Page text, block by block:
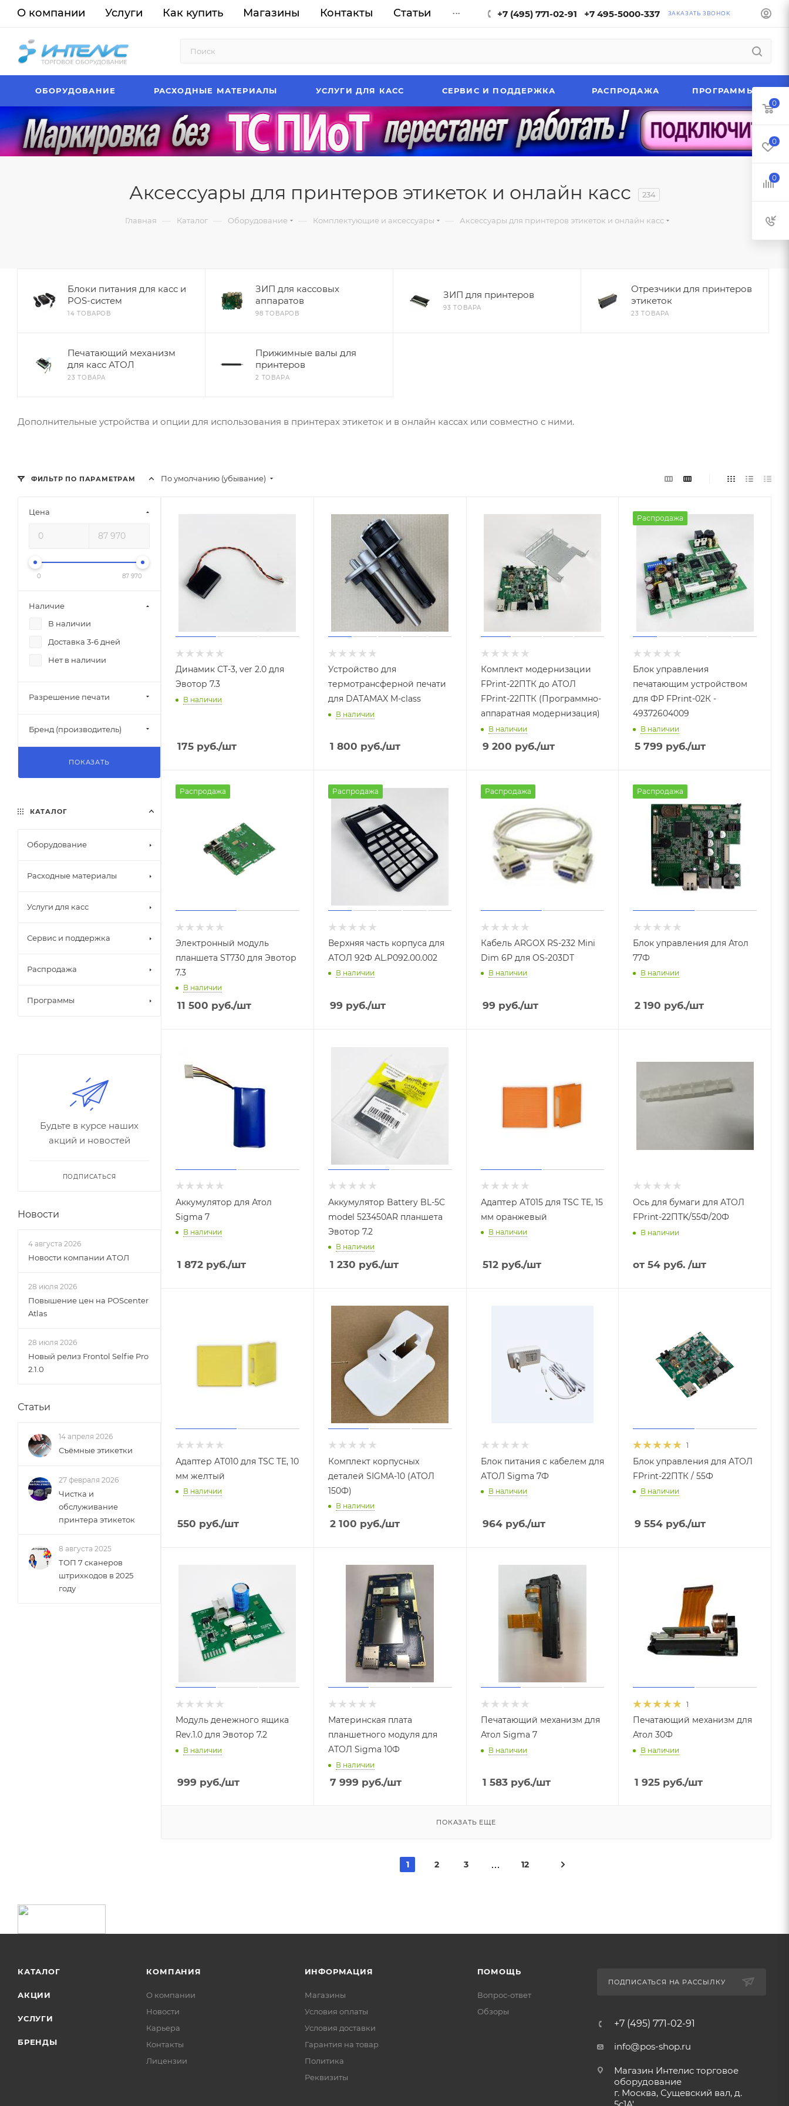
О компании Услуги Как купить Магазины Контакты Статьи ... +7 (495) 771-02-91 +7 495-5000-337 ЗАКАЗАТЬ ЗВОНОК
ОБОРУДОВАНИЕ РАСХОДНЫЕ МАТЕРИАЛЫ УСЛУГИ ДЛЯ КАСС СЕРВИС И ПОДДЕРЖКА РАСПРОДАЖА ПРОГРАММЫ
Аксессуары для принтеров этикеток и онлайн касс 234
Главная — Каталог — Оборудование — Комплектующие и аксессуары — Аксессуары для принтеров этикеток и онлайн касс
Блоки питания для касс и
POS-систем
14 ТОВАРОВ
ЗИП для кассовых
аппаратов
98 ТОВАРОВ
ЗИП для принтеров
93 ТОВАРА
Отрезчики для принтеров
этикеток
23 ТОВАРА
Печатающий механизм
для касс АТОЛ
23 ТОВАРА
Прижимные валы для
принтеров
2 ТОВАРА
Дополнительные устройства и опции для использования в принтерах этикеток и в онлайн кассах или совместно с ними.
По умолчанию (убывание)
Динамик СТ-3, ver 2.0 для
Эвотор 7.3
В наличии
175 руб./шт
Устройство для
термотрансферной печати
для DATAMAX M-class
В наличии
1 800 руб./шт
Комплект модернизации
FPrint-22ПТК до АТОЛ
FPrint-22ПТК (Программно-
аппаратная модернизация)
В наличии
9 200 руб./шт
Распродажа
Блок управления
печатающим устройством
для ФР FPrint-02К -
49372604009
В наличии
5 799 руб./шт
Распродажа
Электронный модуль
планшета ST730 для Эвотор
7.3
В наличии
11 500 руб./шт
Распродажа
Верхняя часть корпуса для
АТОЛ 92Ф AL.P092.00.002
В наличии
99 руб./шт
Распродажа
Кабель ARGOX RS-232 Mini
Dim 6P для OS-203DT
В наличии
99 руб./шт
Распродажа
Блок управления для Атол
77Ф
В наличии
2 190 руб./шт
Аккумулятор для Атол
Sigma 7
В наличии
1 872 руб./шт
Аккумулятор Battery BL-5C
model 523450AR планшета
Эвотор 7.2
В наличии
1 230 руб./шт
Адаптер AT015 для TSC TE, 15
мм оранжевый
В наличии
512руб./шт
Ось для бумаги для АТОЛ
FPrint-22ПТK/55Ф/20Ф
В наличии
от54 руб. /шт
Адаптер AT010 для TSC TE, 10
мм желтый
В наличии
550 руб./шт
Комплект корпусных
деталей SIGMA-10 (АТОЛ
150Ф)
В наличии
2 100 руб./шт
Блок питания с кабелем для
АТОЛ Sigma 7Ф
В наличии
964руб./шт
1
Блок управления для АТОЛ
FPrint-22ПТК / 55Ф
В наличии
9 554 руб./шт
Модуль денежного ящика
Rev.1.0 для Эвотор 7.2
В наличии
999 руб./шт
Материнская плата
планшетного модуля для
АТОЛ Sigma 10Ф
В наличии
7 999 руб./шт
Печатающий механизм для
Атол Sigma 7
В наличии
1 583руб./шт
1
Печатающий механизм для
Атол 30Ф
В наличии
1 925 руб./шт
ПОКАЗАТЬ ЕЩЕ
1 2 3 12
ФИЛЬТР ПО ПАРАМЕТРАМ
Цена
0 87 970
Наличие
В наличии
Доставка 3-6 дней
Нет в наличии
Разрешение печати
Бренд (производитель)
ПОКАЗАТЬ
КАТАЛОГ
Оборудование
Расходные материалы
Услуги для касс
Сервис и поддержка
Распродажа
Программы
Будьте в курсе наших
акций и новостей
ПОДПИСАТЬСЯ
Новости
4 августа 2026
Новости компании АТОЛ
28 июля 2026
Повышение цен на POScenter
Atlas
28 июля 2026
Новый релиз Frontol Selfie Pro
2.1.0
Статьи
14 апреля 2026
Съёмные этикетки
27 февраля 2026
Чистка и
обслуживание
принтера этикеток
8 августа 2025
ТОП 7 сканеров
штрихкодов в 2025
году
КАТАЛОГ
АКЦИИ
УСЛУГИ
БРЕНДЫ
КОМПАНИЯ
О компании
Новости
Карьера
Контакты
Лицензии
ИНФОРМАЦИЯ
Магазины
Условия оплаты
Условия доставки
Гарантия на товар
Политика
Реквизиты
ПОМОЩЬ
Вопрос-ответ
Обзоры
ПОДПИСАТЬСЯ НА РАССЫЛКУ
+7 (495) 771-02-91
info@pos-shop.ru
Магазин Интелис торговое
оборудование
г. Москва, Сущевский вал, д.
0
0
0